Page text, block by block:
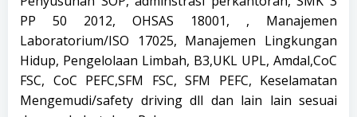
PP 50 2012, OHSAS 18001, , Manajemen
Laboratorium/ISO 17025, Manajemen Lingkungan
Hidup, Pengelolaan Limbah, B3,UKL UPL, Amdal,CoC
FSC, CoC PEFC,SFM FSC, SFM PEFC, Keselamatan
Mengemudi/safety driving dll dan lain lain sesuai